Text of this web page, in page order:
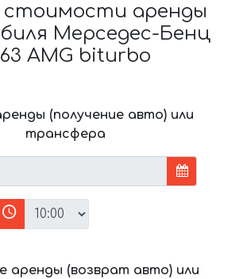
стоимости аренды
Мерседес-Бенц
AMG biturbo
(получение авто) или
трансфера
аренды (возврат авто) или